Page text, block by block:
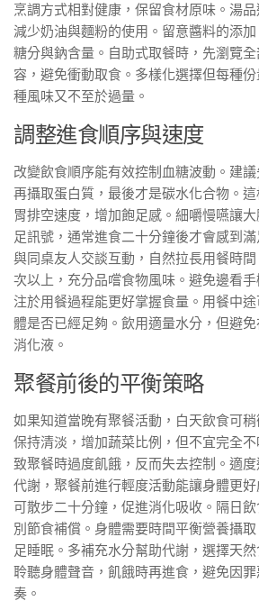
烹調方式相對健康，保留食材原味。湯品
減少奶油與麵粉的使用。留意醬料的添
糖分與鈉含量。自助式取餐時，先瀏覽
容，避免衝動取食。多樣化選擇但每種
種風味又不至於過量。
調整進食順序與速度
改變飲食順序能有效控制血糖波動。建議
再攝取蛋白質，最後才是碳水化合物。
胃排空速度，增加飽足感。細嚼慢嚥讓
足訊號，通常進食二十分鐘後才會感到滿
與同桌友人交談互動，自然拉長用餐時
次以上，充分品嚐食物風味。避免邊看
注於用餐過程能更好掌握食量。用餐中
體是否已經足夠。飲用適量水分，但避
消化液。
聚餐前後的平衡策略
如果知道當晚有聚餐活動，白天飲食可
保持清淡，增加蔬菜比例，但不宜完全
致聚餐時過度飢餓，反而失去控制。適
代謝，聚餐前進行輕度活動能讓身體更
可散步二十分鐘，促進消化吸收。隔日
別節食補償。身體需要時間平衡營養攝
足睡眠。多補充水分幫助代謝，選擇天
聆聽身體聲音，飢餓時再進食，避免因
奏。